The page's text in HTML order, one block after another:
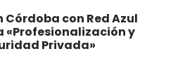
Córdoba con Red Azul
«Profesionalización y
Privada»